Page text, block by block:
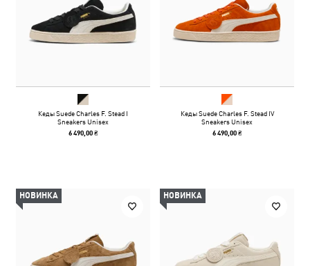
Кеды Suede Charles F. Stead I
Sneakers Unisex
6 490,00 ₴
Кеды Suede Charles F. Stead IV
Sneakers Unisex
6 490,00 ₴
НОВИНКА НОВИНКА